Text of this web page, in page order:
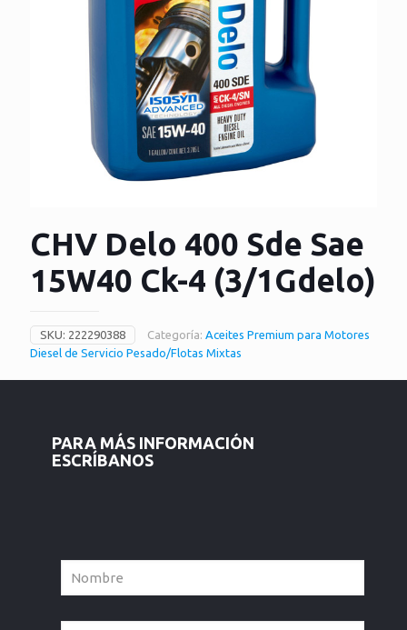
CHV Delo 400 Sde Sae
15W40 Ck-4 (3/1Gdelo)
SKU: 222290388 Categoría: Aceites Premium para Motores
Diesel de Servicio Pesado/Flotas Mixtas
PARA MÁS INFORMACIÓN
ESCRÍBANOS